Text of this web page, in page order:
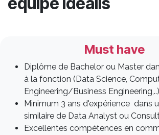
Must have
Diplôme de Bachelor ou Master
à la fonction (Data Science,
Engineering/Business
Minimum 3 ans d'expérience dans
similaire de Data Analyst ou
Excellentes compétences en